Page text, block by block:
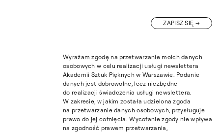
ZAPISZ SIĘ
Wyrażam zgodę na przetwarzanie moich danych
osobowych w celu realizacji usługi newslettera
Akademii Sztuk Pięknych w Warszawie. Podanie
danych jest dobrowolne, lecz niezbędne
do realizacji świadczenia usługi newslettera.
W zakresie, w jakim została udzielona zgoda
na przetwarzanie danych osobowych, przysługuje
prawo do jej cofnięcia. Wycofanie zgody nie wpływa
na zgodność prawem przetwarzania,